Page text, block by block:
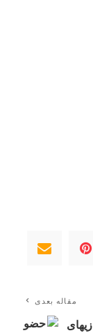
مقاله بعدی